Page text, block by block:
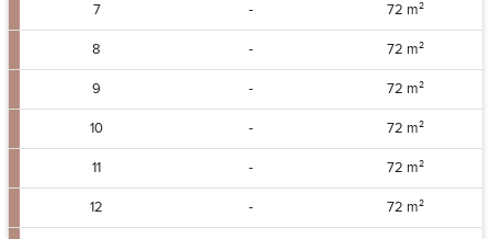
7 - 72 m²
8 - 72 m²
9 - 72 m²
10 - 72 m²
11 - 72 m²
12 - 72 m²